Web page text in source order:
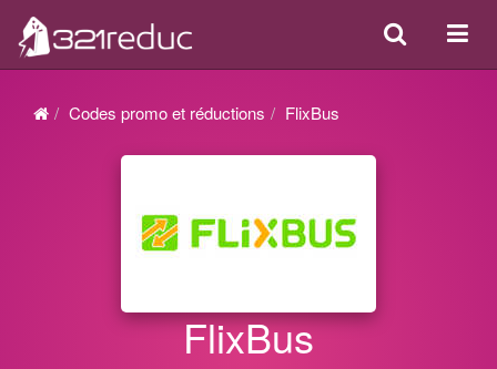
ou
Search
Codes promo et réductions FlixBus
FlixBus